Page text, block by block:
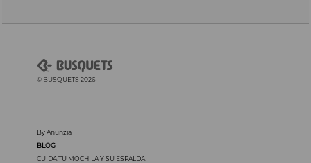
© BUSQUETS 2026
By Anunzia
BLOG
CUIDA TU MOCHILA Y SU ESPALDA